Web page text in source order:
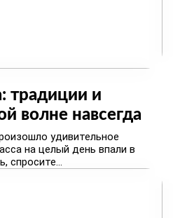
традиции и
волне навсегда
удивительное
на целый день впали в
спросите...